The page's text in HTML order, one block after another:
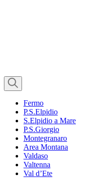
Fermo
P.S.Elpidio
S.Elpidio a Mare
P.S.Giorgio
Montegranaro
Area Montana
Valdaso
Valtenna
Val d’Ete